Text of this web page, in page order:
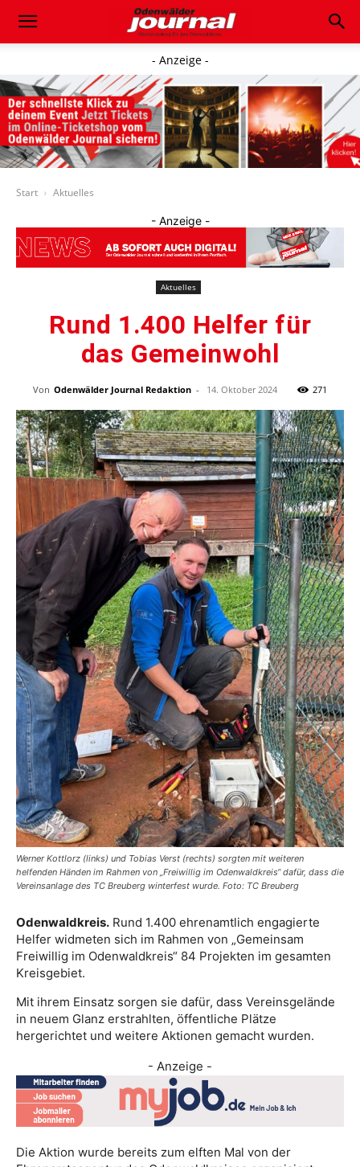
- Anzeige -
Start Aktuelles
- Anzeige -
Aktuelles
Rund 1.400 Helfer für
das Gemeinwohl
Von Odenwälder Journal Redaktion - 14. Oktober 2024 271
Werner Kottlorz (links) und Tobias Verst (rechts) sorgten mit weiteren
helfenden Händen im Rahmen von „Freiwillig im Odenwaldkreis“ dafür, dass die
Vereinsanlage des TC Breuberg winterfest wurde. Foto: TC Breuberg
Odenwaldkreis. Rund 1.400 ehrenamtlich engagierte
Helfer widmeten sich im Rahmen von „Gemeinsam
Freiwillig im Odenwaldkreis“ 84 Projekten im gesamten
Kreisgebiet.
Mit ihrem Einsatz sorgen sie dafür, dass Vereinsgelände
in neuem Glanz erstrahlten, öffentliche Plätze
hergerichtet und weitere Aktionen gemacht wurden.
- Anzeige -
Die Aktion wurde bereits zum elften Mal von der